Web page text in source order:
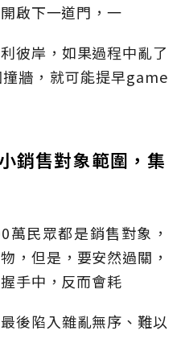
啟下一道門，一
彼岸，如果過程中亂了
牆，就可能提早game
銷售對象範圍，集
萬民眾都是銷售對象，
，但是，要安然過關，
手中，反而會耗
後陷入雜亂無序、難以